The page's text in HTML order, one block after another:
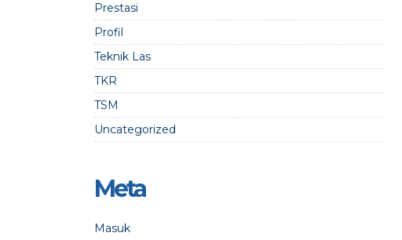
Prestasi
Profil
Teknik Las
TKR
TSM
Uncategorized
Meta
Masuk